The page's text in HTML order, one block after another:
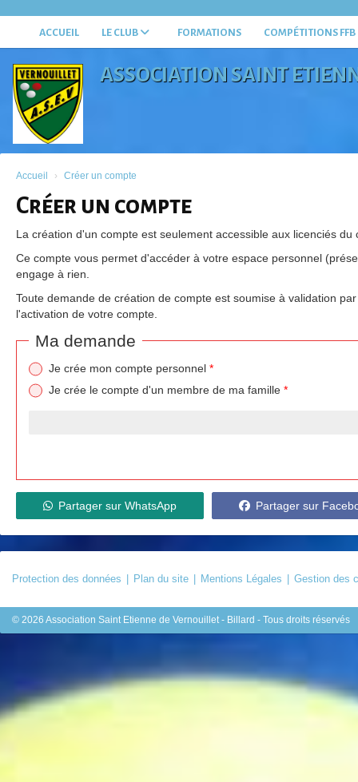
ACCUEIL LE CLUB FORMATIONS COMPÉTITIONS FFB
ASSOCIATION SAINT
Accueil Créer un compte
Créer un compte
La création d'un compte est seulement accessible aux licenciés du
Ce compte vous permet d'accéder à votre espace personnel
engage à rien.
Toute demande de création de compte est soumise à validation
l'activation de votre compte.
Ma demande
Je crée mon compte personnel*
Je crée le compte d'un membre de ma famille*
Partager sur WhatsApp Partager sur
Protection des données Plan du site Mentions Légales Gestion des
© 2026 Association Saint Etienne de Vernouillet - Billard - Tous droits réservés